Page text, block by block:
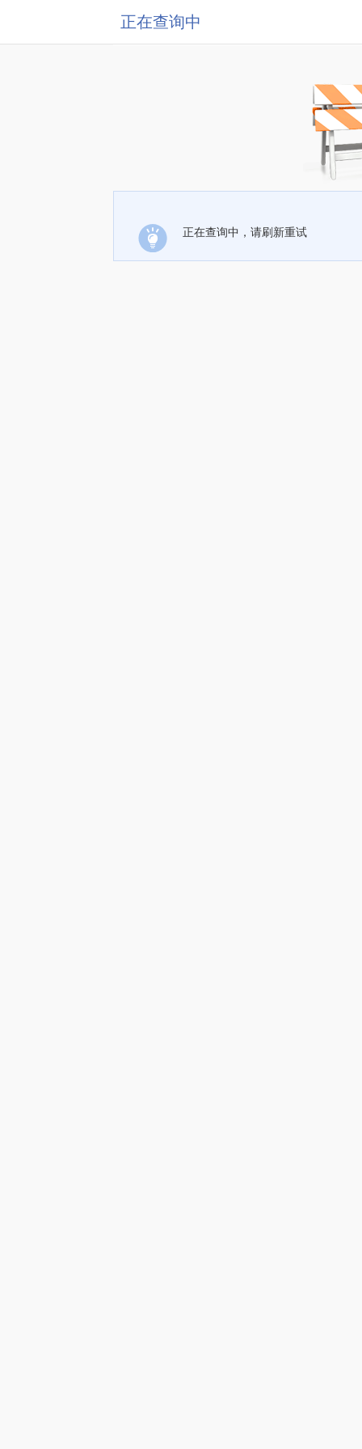
正在查询中
正在查询中，请刷新重试